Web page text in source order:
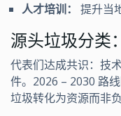
人才培训：
提升当
源头垃圾分类
代表们达成共识：技
件。2026 – 2030 路
垃圾转化为资源而非负